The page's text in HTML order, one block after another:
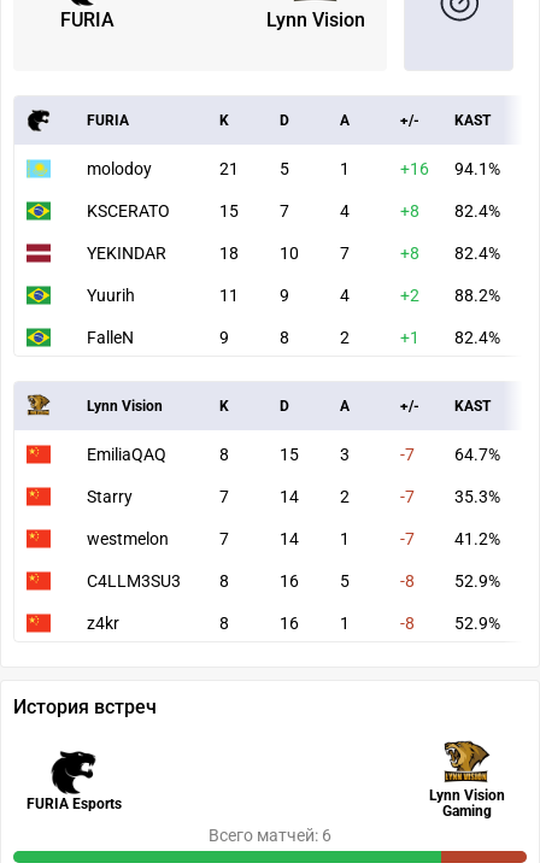
FURIA Lynn Vision
FURIA K D A +/- KAST
molodoy 21 5 1 +16 94.1%
KSCERATO 15 7 4 +8 82.4%
YEKINDAR 18 10 7 +8 82.4%
Yuurih 11 9 4 +2 88.2%
FalleN 9 8 2 +1 82.4%
Lynn Vision K D A +/- KAST
EmiliaQAQ 8 15 3 -7 64.7%
Starry 7 14 2 -7 35.3%
westmelon 7 14 1 -7 41.2%
C4LLM3SU3 8 16 5 -8 52.9%
z4kr 8 16 1 -8 52.9%
История встреч
FURIA Esports
Lynn Vision
Gaming
Всего матчей: 6